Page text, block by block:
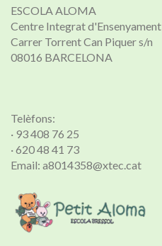
ESCOLA ALOMA
Centre Integrat d'Ensenyament
Carrer Torrent Can Piquer s/n
08016 BARCELONA
Telèfons:
· 93 408 76 25
· 620 48 41 73
Email: a8014358@xtec.cat